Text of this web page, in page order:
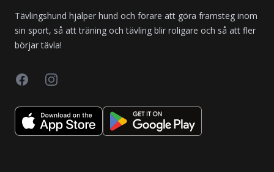
Tävlingshund hjälper hund och förare att göra framsteg inom
sin sport, så att träning och tävling blir roligare och så att fler
börjar tävla!
FacebookInstagram